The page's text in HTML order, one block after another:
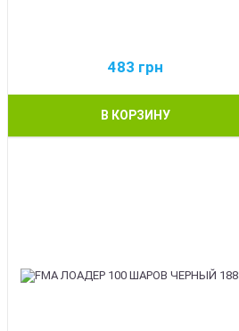
483 грн
В КОРЗИНУ